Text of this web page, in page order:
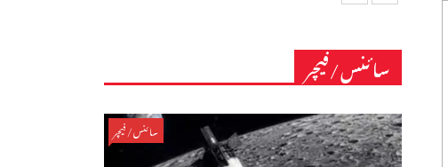
سائنس/فیچر
سائنس/فیچر